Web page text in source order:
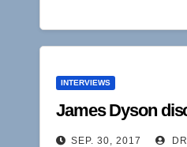
INTERVIEWS
James Dyson
SEP. 30, 2017